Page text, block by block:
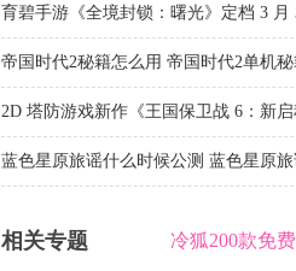
游戏
育碧手游《全境封锁：曙光》定档 3 月
iOS 及安卓平台
帝国时代2秘籍怎么用 帝国时代2单机
2D 塔防游戏新作《王国保卫战 6：新
PC 和手机
蓝色星原旅谣什么时候公测 蓝色星原
相关专题 冷狐200款免